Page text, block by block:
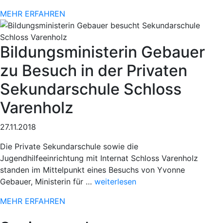
beim
78.
Paderborner
Osterlauf“
MEHR ERFAHREN
Bildungsministerin Gebauer
zu Besuch in der Privaten
Sekundarschule Schloss
Varenholz
27.11.2018
Die Private Sekundarschule sowie die
Jugendhilfeeinrichtung mit Internat Schloss Varenholz
standen im Mittelpunkt eines Besuchs von Yvonne
Gebauer, Ministerin für … „Sportlicher
weiterlesen
MEHR ERFAHREN